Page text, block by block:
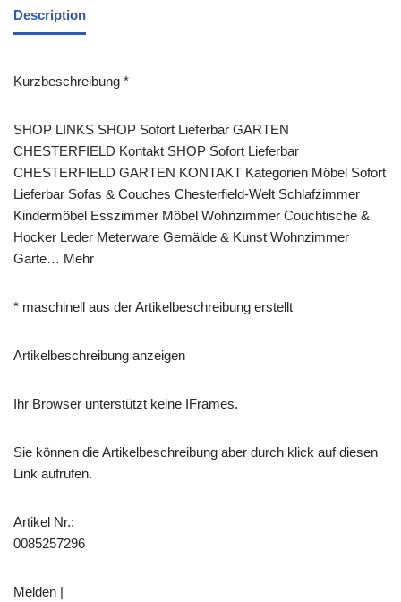
Description
Kurzbeschreibung *
SHOP LINKS SHOP Sofort Lieferbar GARTEN
CHESTERFIELD Kontakt SHOP Sofort Lieferbar
CHESTERFIELD GARTEN KONTAKT Kategorien Möbel Sofort
Lieferbar Sofas & Couches Chesterfield-Welt Schlafzimmer
Kindermöbel Esszimmer Möbel Wohnzimmer Couchtische &
Hocker Leder Meterware Gemälde & Kunst Wohnzimmer
Garte… Mehr
* maschinell aus der Artikelbeschreibung erstellt
Artikelbeschreibung anzeigen
Ihr Browser unterstützt keine IFrames.
Sie können die Artikelbeschreibung aber durch klick auf diesen
Link aufrufen.
Artikel Nr.:
0085257296
Melden |